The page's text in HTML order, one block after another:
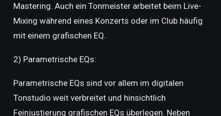
Mastering. Auch ein Tonmeister arbeitet beim Live-
Mixing während eines Konzerts oder im Club häufig
mit einem grafischen EQ.
2) Parametrische EQs:
Parametrische EQs sind vor allem im digitalen
Tonstudio weit verbreitet und hinsichtlich
Feinjustierung grafischen EQs überlegen. Neben